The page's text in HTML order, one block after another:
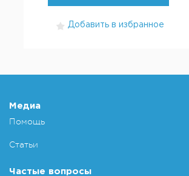
Добавить в избранное
Медиа
Помощь
Статьи
Частые вопросы